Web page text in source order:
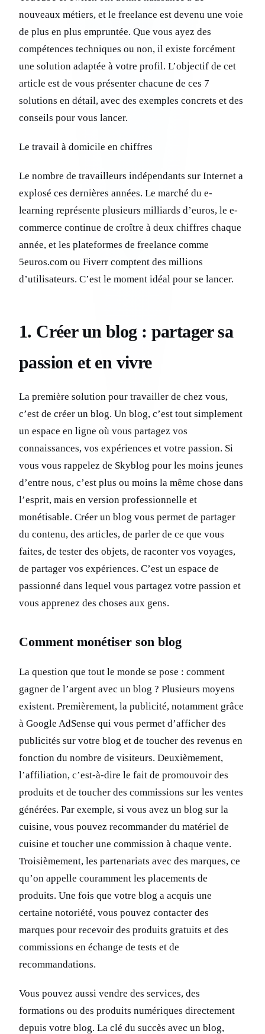
nouveaux métiers, et le freelance est devenu une voie
de plus en plus empruntée. Que vous ayez des
compétences techniques ou non, il existe forcément
une solution adaptée à votre profil. L’objectif de cet
article est de vous présenter chacune de ces 7
solutions en détail, avec des exemples concrets et des
conseils pour vous lancer.
Le travail à domicile en chiffres
Le nombre de travailleurs indépendants sur Internet a
explosé ces dernières années. Le marché du e-
learning représente plusieurs milliards d’euros, le e-
commerce continue de croître à deux chiffres chaque
année, et les plateformes de freelance comme
5euros.com ou Fiverr comptent des millions
d’utilisateurs. C’est le moment idéal pour se lancer.
1. Créer un blog : partager sa
passion et en vivre
La première solution pour travailler de chez vous,
c’est de créer un blog. Un blog, c’est tout simplement
un espace en ligne où vous partagez vos
connaissances, vos expériences et votre passion. Si
vous vous rappelez de Skyblog pour les moins jeunes
d’entre nous, c’est plus ou moins la même chose dans
l’esprit, mais en version professionnelle et
monétisable. Créer un blog vous permet de partager
du contenu, des articles, de parler de ce que vous
faites, de tester des objets, de raconter vos voyages,
de partager vos expériences. C’est un espace de
passionné dans lequel vous partagez votre passion et
vous apprenez des choses aux gens.
Comment monétiser son blog
La question que tout le monde se pose : comment
gagner de l’argent avec un blog ? Plusieurs moyens
existent. Premièrement, la publicité, notamment grâce
à Google AdSense qui vous permet d’afficher des
publicités sur votre blog et de toucher des revenus en
fonction du nombre de visiteurs. Deuxièmement,
l’affiliation, c’est-à-dire le fait de promouvoir des
produits et de toucher des commissions sur les ventes
générées. Par exemple, si vous avez un blog sur la
cuisine, vous pouvez recommander du matériel de
cuisine et toucher une commission à chaque vente.
Troisièmement, les partenariats avec des marques, ce
qu’on appelle couramment les placements de
produits. Une fois que votre blog a acquis une
certaine notoriété, vous pouvez contacter des
marques pour recevoir des produits gratuits et des
commissions en échange de tests et de
recommandations.
Vous pouvez aussi vendre des services, des
formations ou des produits numériques directement
depuis votre blog. La clé du succès avec un blog,